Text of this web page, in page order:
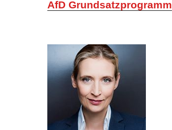
AfD Grundsatzprogramm